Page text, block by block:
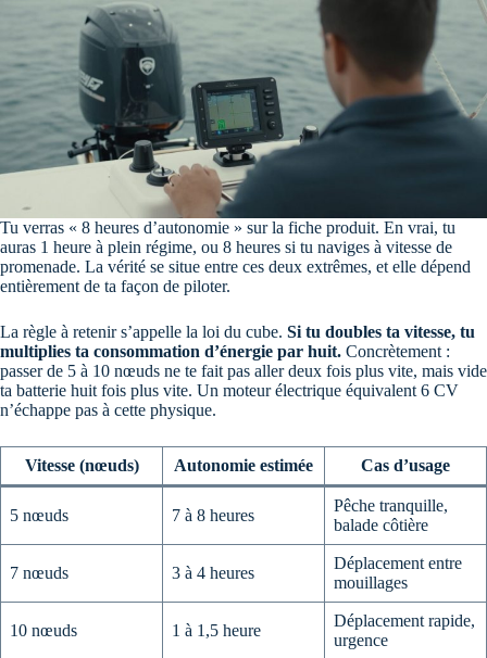
Tu verras « 8 heures d’autonomie » sur la fiche produit. En vrai, tu
auras 1 heure à plein régime, ou 8 heures si tu naviges à vitesse de
promenade. La vérité se situe entre ces deux extrêmes, et elle dépend
entièrement de ta façon de piloter.
La règle à retenir s’appelle la loi du cube. Si tu doubles ta vitesse, tu
multiplies ta consommation d’énergie par huit. Concrètement :
passer de 5 à 10 nœuds ne te fait pas aller deux fois plus vite, mais vide
ta batterie huit fois plus vite. Un moteur électrique équivalent 6 CV
n’échappe pas à cette physique.
Vitesse (nœuds) Autonomie estimée Cas d’usage
5 nœuds 7 à 8 heures
Pêche tranquille,
balade côtière
7 nœuds 3 à 4 heures
Déplacement entre
mouillages
10 nœuds 1 à 1,5 heure
Déplacement rapide,
urgence